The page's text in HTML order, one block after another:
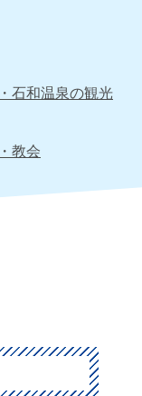
石和温泉の観光
教会